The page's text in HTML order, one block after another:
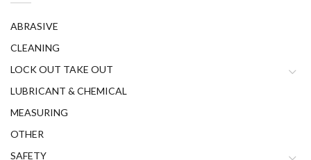
ABRASIVE
CLEANING
LOCK OUT TAKE OUT
LUBRICANT & CHEMICAL
MEASURING
OTHER
SAFETY